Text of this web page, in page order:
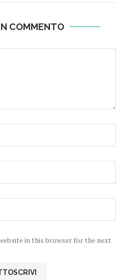
COMMENTO
in this browser for the next